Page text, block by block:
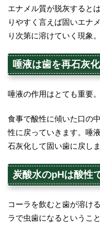
エナメル質が脱灰すると
りやすく言えば固いエナ
り次第に溶けていく現象。
唾液は歯を再石灰
唾液の作用はとても重要。
食事で酸性に傾いた口の
性に戻っていきます。唾
石灰化して固い歯に戻しま
炭酸水のpHは酸性
コーラを飲むと歯が溶け
ラで虫歯になるというこ